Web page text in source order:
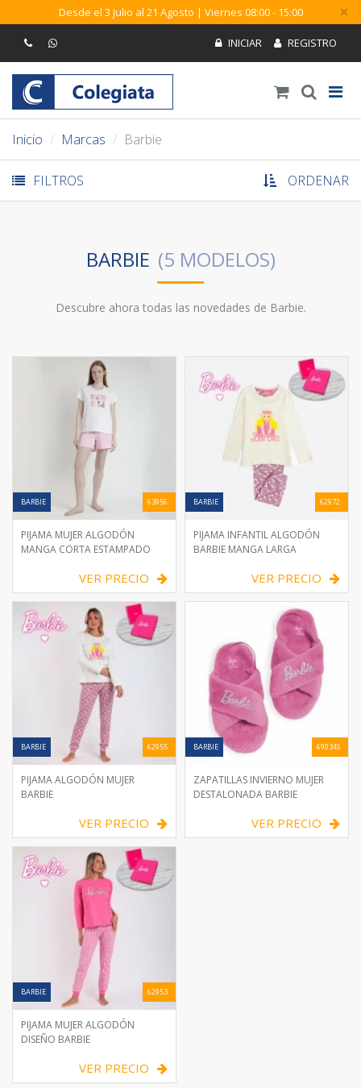
Desde el 3 Julio al 21 Agosto | Viernes 08:00 - 15:00 ×
Inicio Marcas Barbie
FILTROS ORDENAR
BARBIE
Descubre ahora todas las novedades de Barbie.
BARBIE 63956
PIJAMA MUJER ALGODÓN
MANGA CORTA ESTAMPADO
VER PRECIO
BARBIE 62972
PIJAMA INFANTIL ALGODÓN
BARBIE MANGA LARGA
VER PRECIO
BARBIE 62955
PIJAMA ALGODÓN MUJER
BARBIE
VER PRECIO
BARBIE 69034S
ZAPATILLAS INVIERNO MUJER
DESTALONADA BARBIE
VER PRECIO
BARBIE 62953
PIJAMA MUJER ALGODÓN
DISEÑO BARBIE
VER PRECIO